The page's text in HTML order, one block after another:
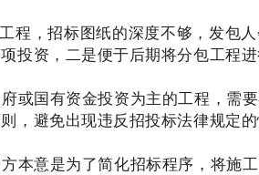
程，招标图纸的深度不够，发包
投资，二是便于后期将分包工程进
或国有资金投资为主的工程，需
，避免出现违反招投标法律规定的
本意是为了简化招标程序，将施